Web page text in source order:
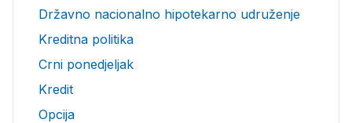
Državno nacionalno hipotekarno udruženje
Kreditna politika
Crni ponedjeljak
Kredit
Opcija